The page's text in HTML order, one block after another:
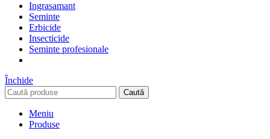
Ingrasamant
Seminte
Erbicide
Insecticide
Seminte profesionale
Închide
Caută
Meniu
Produse